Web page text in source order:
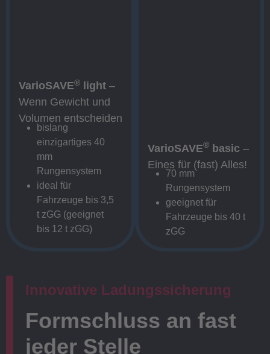
VarioSAVE® light –
Wenn Gewicht und
Volumen entscheiden
bislang
einzigartiges 40
mm
Rungensystem
ideal für
Fahrzeuge bis 3,5
t zGG (geeignet
bis 12 t zGG)
VarioSAVE® basic –
Eines für (fast) Alles!
70 mm
Rungensystem
geeignet für
Fahrzeuge bis 40 t
zGG
Innovative Ladungssicherung
Formschluss an fast
jeder Stelle